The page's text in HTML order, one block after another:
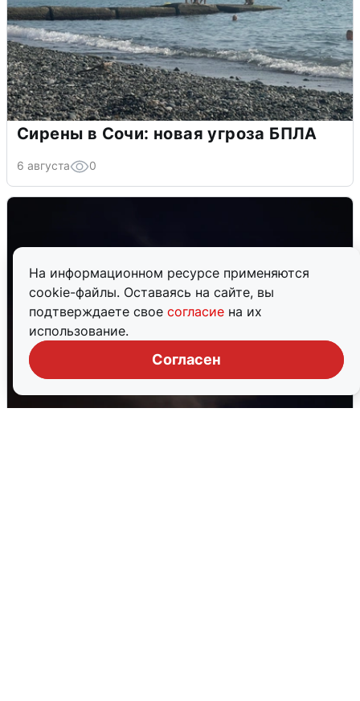
На информационном ресурсе применяются
cookie-файлы. Оставаясь на сайте, вы
подтверждаете свое согласие на их
использование.
Согласен
Сирены в Сочи: новая угроза БПЛА
6 августа 0